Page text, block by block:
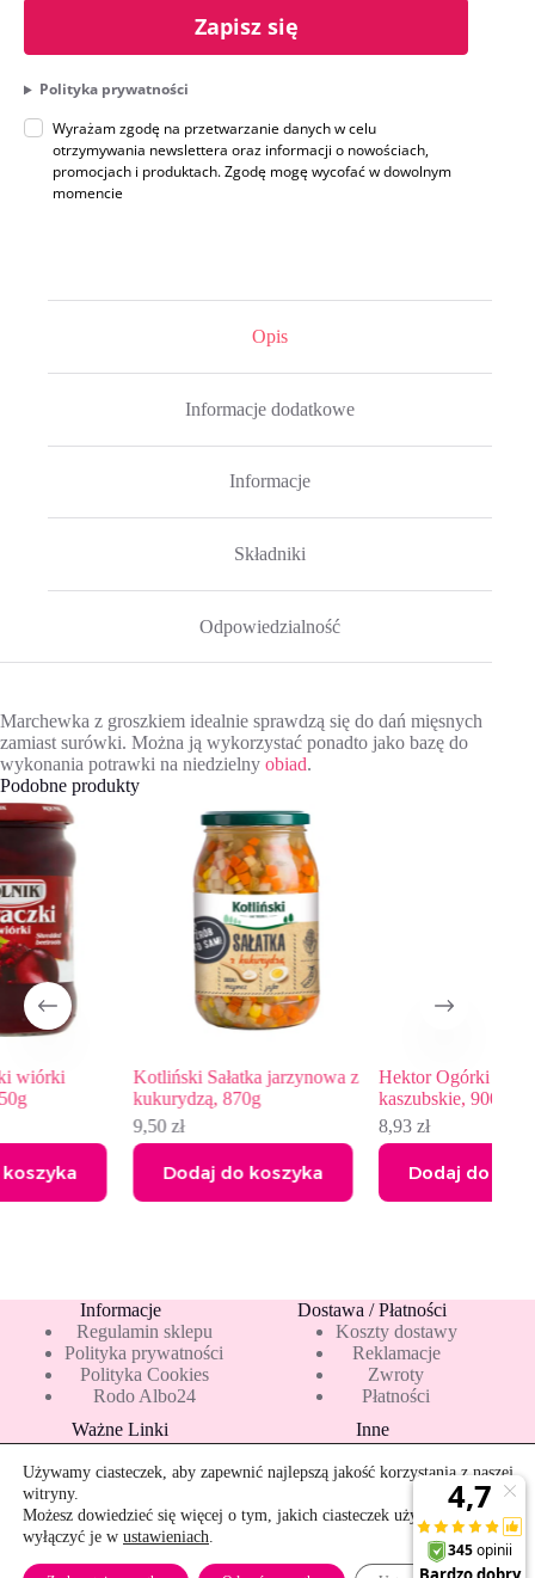
Zapisz się
Polityka prywatności
Wyrażam zgodę na przetwarzanie danych w celu
otrzymywania newslettera oraz informacji o nowościach,
promocjach i produktach. Zgodę mogę wycofać w dowolnym
momencie
Opis
Informacje dodatkowe
Informacje
Składniki
Odpowiedzialność
Marchewka z groszkiem idealnie sprawdzą się do dań mięsnych
zamiast surówki. Można ją wykorzystać ponadto jako bazę do
wykonania potrawki na niedzielny obiad.
Podobne produkty
Kotliński Sałatka jarzynowa z
kukurydzą, 870g
Dodaj do koszyka
Hektor Ogórki konserwowe
kaszubskie, 900ml
Dodaj do koszyka
Informacje
Regulamin sklepu
Polityka prywatności
Polityka Cookies
Rodo Albo24
Dostawa / Płatności
Koszty dostawy
Reklamacje
Zwroty
Płatności
Ważne Linki
Blog
Nowości
Bestsellery
Inne
Pakiety 10 mleka
Mapa strony
Rekomendowane
Kontakt
Szybkie zwroty
Używamy ciasteczek, aby zapewnić najlepszą jakość korzystania z naszej
witryny.
Możesz dowiedzieć się więcej o tym, jakich ciasteczek używamy, lub
wyłączyć je w ustawieniach.